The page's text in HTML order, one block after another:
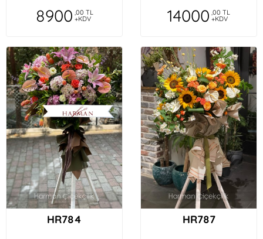
8900 ,00 TL
+KDV 14000 ,00 TL
+KDV
HR784 HR787